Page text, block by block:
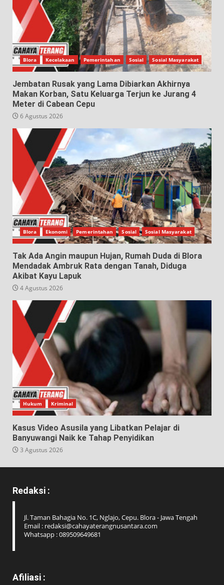
Blora Kecelakaan Pemerintahan Sosial Sosial Masyarakat
Jembatan Rusak yang Lama Dibiarkan Akhirnya
Makan Korban, Satu Keluarga Terjun ke Jurang 4
Meter di Cabean Cepu
6 Agustus 2026
Blora Ekonomi Pemerintahan Sosial Sosial Masyarakat
Tak Ada Angin maupun Hujan, Rumah Duda di Blora
Mendadak Ambruk Rata dengan Tanah, Diduga
Akibat Kayu Lapuk
4 Agustus 2026
Hukum Kriminal
Kasus Video Asusila yang Libatkan Pelajar di
Banyuwangi Naik ke Tahap Penyidikan
3 Agustus 2026
Redaksi :
Jl. Taman Bahagia No. 1C, Nglajo, Cepu. Blora - Jawa Tengah
Email : redaksi@cahayaterangnusantara.com
Whatsapp : 089509649681
Afiliasi :